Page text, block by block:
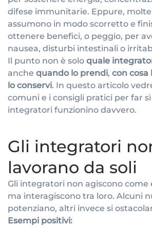
difese immunitarie. Eppure,
assumono in modo scorretto e
ottenere benefici, o peggio, per
nausea, disturbi intestinali o
Il punto non è solo quale
anche quando lo prendi, con cosa
lo conservi. In questo articolo
comuni e i consigli pratici per far
integratori funzionino davvero.
Gli integratori
lavorano da soli
Gli integratori non agiscono come
ma interagiscono tra loro. Alcuni
potenziano, altri invece si
Esempi positivi: